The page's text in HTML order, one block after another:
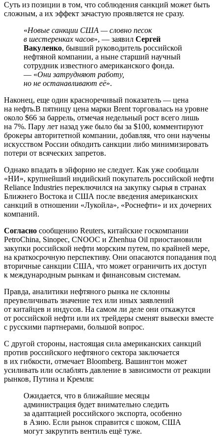
Суть из позиции в том, что соблюдения санкций может быть
сложным, а их эффект зачастую проявляется не сразу.
«Новые санкции США — словно песок
в шестеренках часов», — заявил Сергей
Вакуленко, бывший руководитель российской
нефтяной компании, а ныне старший научный
сотрудник известного американского фонда.
— «Они затрудняют работу,
но не останавливают её».
Наконец, еще один красноречивый показатель — цена
на нефть.В пятницу цена марки Brent торговалась на уровне
около $66 за баррель, отмечая недельный рост всего лишь
на 7%. Пару лет назад уже было бы за $100, комментируют
брокеры авторитетной компании, добавляя, что они научены
искусством России обходить санкции либо минимизировать
потери от всяческих запретов.
Однако впадать в эйфорию не следует. Как уже сообщали
«НИ», крупнейший индийский покупатель российской нефти
Reliance Industries переключился на закупку сырья в странах
Ближнего Востока и США после введения американских
санкций в отношении «Лукойла», «Роснефти» и их дочерних
компаний.
Согласно сообщению Reuters, китайские госкомпании
PetroChina, Sinopec, CNOOC и Zhenhua Oil приостановили
закупки российской нефти морским путем, по крайней мере,
на краткосрочную перспективу. Они опасаются попадания под
вторичные санкции США, что может ограничить их доступ
к международным рынкам и финансовым системам.
Правда, аналитики нефтяного рынка не склонны
преувеличивать значение тех или иных заявлений
от китайцев и индусов. На самом ли деле они откажутся
от российской нефти или их трейдеры сменят вывески вместе
с русскими партнерами, большой вопрос.
С другой стороны, настоящая сила американских санкций
против российского нефтяного сектора заключается
в их гибкости, отмечает Bloomberg. Вашингтон может
усиливать или ослаблять давление в зависимости от реакции
рынков, Путина и Кремля:
Ожидается, что в ближайшие месяцы
администрация будет внимательно следить
за адаптацией российского экспорта, особенно
в Азию. Если рынок справится с шоком, США
могут закрутить вентиль ещё туже.